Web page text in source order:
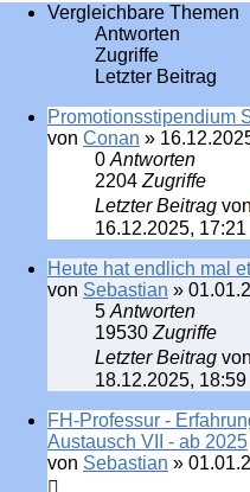
Vergleichbare Themen
Antworten
Zugriffe
Letzter Beitrag
Promotionsstipendium
von Conan »
0 Antworten
2204 Zugriffe
Letzter Beitrag von
16.12.2025, 17:21
Heute hat endlich mal
von Sebastian »
5 Antworten
19530 Zugriffe
Letzter Beitrag von
18.12.2025, 18:59
FH-Professur -
Austausch VII - ab 2025
von Sebastian »